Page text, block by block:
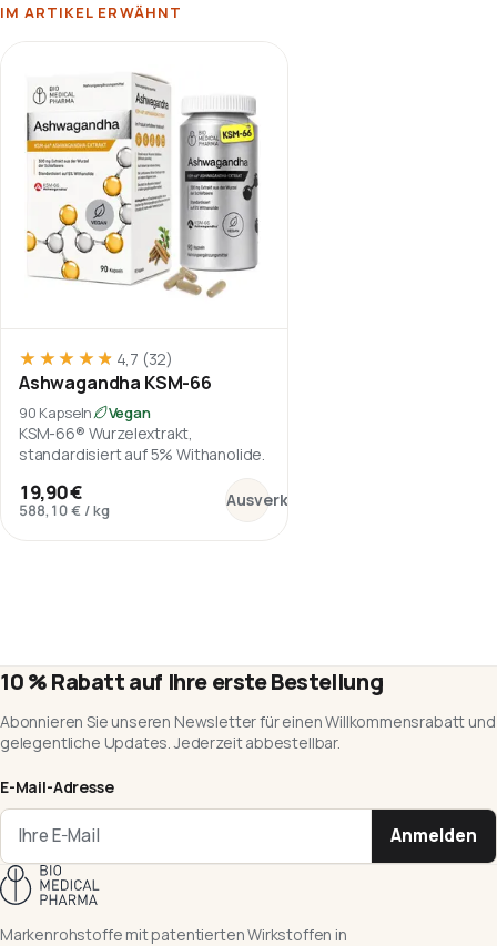
IM ARTIKEL ERWÄHNT
★★★★★
★★★★★ 4,7 (32)
Ashwagandha KSM-66
90 Kapseln Vegan
KSM-66® Wurzelextrakt,
standardisiert auf 5% Withanolide.
19,90 €
588,10 € /kg Ausverkauft
Ashwagandha KSM-66
10 % Rabatt auf Ihre erste Bestellung
Abonnieren Sie unseren Newsletter für einen Willkommensrabatt und
gelegentliche Updates. Jederzeit abbestellbar.
E-Mail-Adresse
Anmelden
Markenrohstoffe mit patentierten Wirkstoffen in